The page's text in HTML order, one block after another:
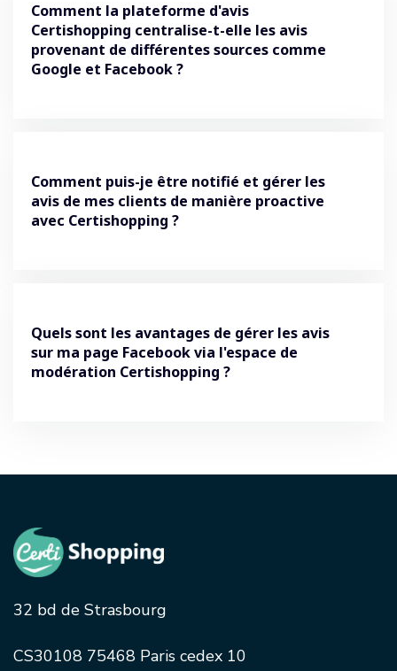
Comment la plateforme d'avis
Certishopping centralise-t-elle les avis
provenant de différentes sources comme
Google et Facebook ?
Comment puis-je être notifié et gérer les
avis de mes clients de manière proactive
avec Certishopping ?
Quels sont les avantages de gérer les avis
sur ma page Facebook via l'espace de
modération Certishopping ?
32 bd de Strasbourg
CS30108 75468 Paris cedex 10